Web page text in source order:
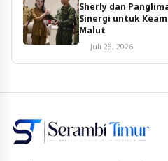
Sherly dan
Sinergi untuk
Malut
Juli 28, 2026